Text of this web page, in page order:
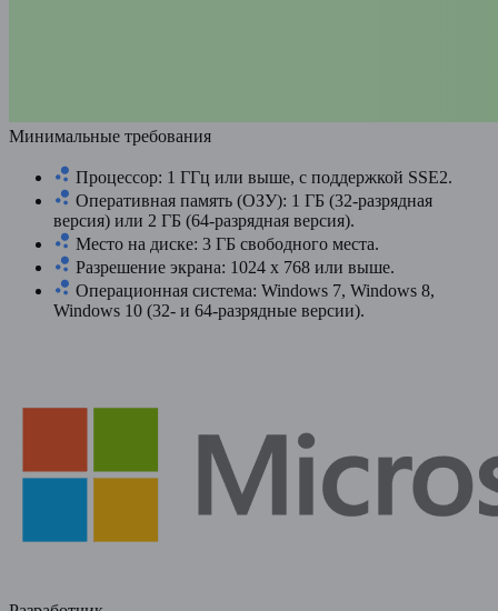
Минимальные требования
Процессор: 1 ГГц или выше, с поддержкой SSE2.
Оперативная память (ОЗУ): 1 ГБ (32-разрядная
версия) или 2 ГБ (64-разрядная версия).
Место на диске: 3 ГБ свободного места.
Разрешение экрана: 1024 x 768 или выше.
Операционная система: Windows 7, Windows 8,
Windows 10 (32- и 64-разрядные версии).